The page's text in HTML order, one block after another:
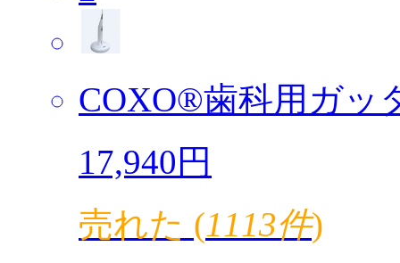
COXO®歯科用ガッ
17,940円
売れた (1113件)